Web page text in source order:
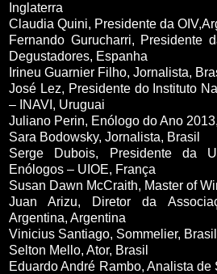
Inglaterra
Claudia Quini, Presidente da
Fernando Gurucharri, Presidente
Degustadores, Espanha
Irineu Guarnier Filho, Jornalista,
José Lez, Presidente do Instituto
– INAVI, Uruguai
Juliano Perin, Enólogo do Ano
Sara Bodowsky, Jornalista, Brasil
Serge Dubois, Presidente da
Enólogos – UIOE, França
Susan Dawn McCraith, Master of
Juan Arizu, Diretor da
Argentina, Argentina
Vinicius Santiago, Sommelier, Brasil
Selton Mello, Ator, Brasil
Eduardo André Rambo, Analista